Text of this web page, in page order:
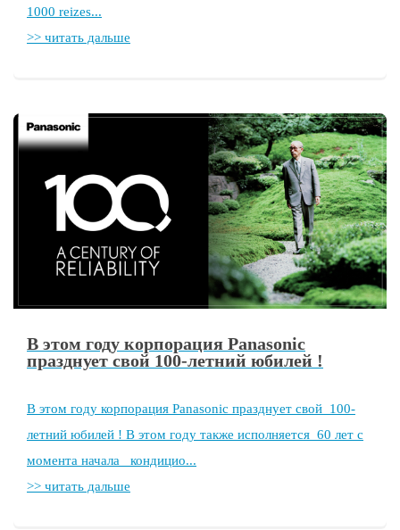
1000 reizes...
>> читать дальше
В этом году корпорация Panasonic
празднует свой 100-летний юбилей !
В этом году корпорация Panasonic празднует свой 100-
летний юбилей ! В этом году также исполняется 60 лет с
момента начала кондицио...
>> читать дальше